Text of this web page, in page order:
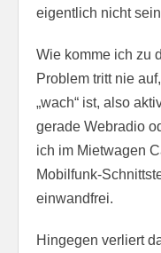
eigentlich nicht
Wie komme ich zu
Problem tritt nie
„wach“ ist, also
gerade Webradio
ich im Mietwagen
Mobilfunk-
einwandfrei.
Hingegen verliert